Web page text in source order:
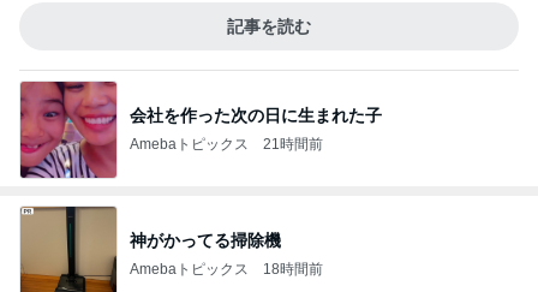
記事を読む
会社を作った次の日に生まれた子
Amebaトピックス 21時間前
神がかってる掃除機
Amebaトピックス 18時間前